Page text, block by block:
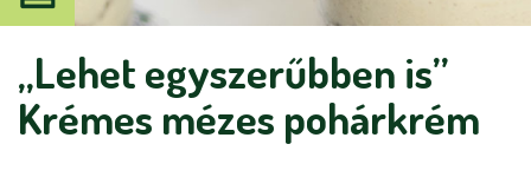
„Lehet egyszerűbben is”
Krémes mézes pohárkrém